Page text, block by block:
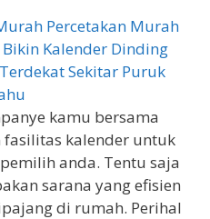
kamu bersama
kalender untuk
anda. Tentu saja
sarana yang efisien
di rumah. Perihal